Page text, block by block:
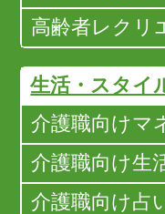
高齢者レクリ
生活・スタイ
介護職向けマ
介護職向け生
介護職向け占